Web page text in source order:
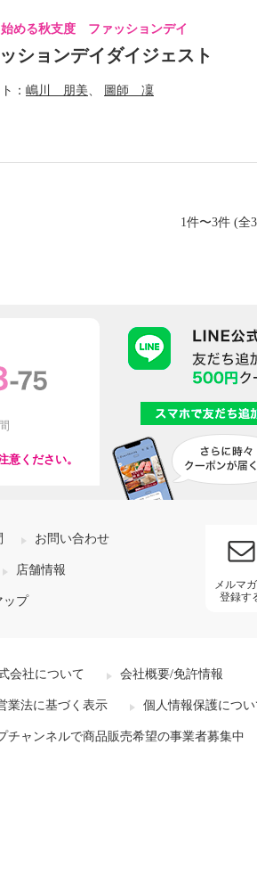
める秋支度 ファッションデイ
ションデイダイジェスト
嶋川 朋美 圖師 凜
1件〜3件 (全
ください。
お問い合わせ
店舗情報
ップ
メルマ
登録す
会社について 会社概要/免許情報
業法に基づく表示 個人情報保護につい
チャンネルで商品販売希望の事業者募集中